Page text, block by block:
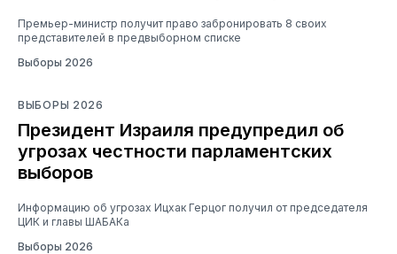
Премьер-министр получит право забронировать 8 своих
представителей в предвыборном списке
Выборы 2026
ВЫБОРЫ 2026
Президент Израиля предупредил об
угрозах честности парламентских
выборов
Информацию об угрозах Ицхак Герцог получил от председателя
ЦИК и главы ШАБАКа
Выборы 2026